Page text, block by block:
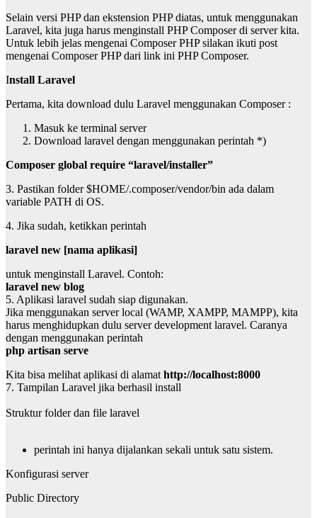
Selain versi PHP dan ekstension PHP diatas, untuk menggunakan
Laravel, kita juga harus menginstall PHP Composer di server kita.
Untuk lebih jelas mengenai Composer PHP silakan ikuti post
mengenai Composer PHP dari link ini PHP Composer.
Install Laravel
Pertama, kita download dulu Laravel menggunakan Composer :
Masuk ke terminal server
Download laravel dengan menggunakan perintah *)
Composer global require “laravel/installer”
3. Pastikan folder $HOME/.composer/vendor/bin ada dalam
variable PATH di OS.
4. Jika sudah, ketikkan perintah
laravel new [nama aplikasi]
untuk menginstall Laravel. Contoh:
laravel new blog
5. Aplikasi laravel sudah siap digunakan.
Jika menggunakan server local (WAMP, XAMPP, MAMPP), kita
harus menghidupkan dulu server development laravel. Caranya
dengan menggunakan perintah
php artisan serve
Kita bisa melihat aplikasi di alamat http://localhost:8000
7. Tampilan Laravel jika berhasil install
Struktur folder dan file laravel
perintah ini hanya dijalankan sekali untuk satu sistem.
Konfigurasi server
Public Directory